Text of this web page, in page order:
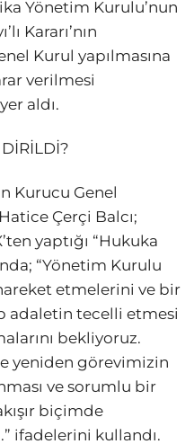
Yönetim Kurulu’nun
Kararı’nın
Kurul yapılmasına
verilmesi
aldı.
Kurucu Genel
Çerçi Balcı;
yaptığı “Hukuka
“Yönetim Kurulu
etmelerini ve bir
adaletin tecelli etmesi
bekliyoruz.
yeniden görevimizin
ve sorumlu bir
biçimde
ifadelerini kullandı.